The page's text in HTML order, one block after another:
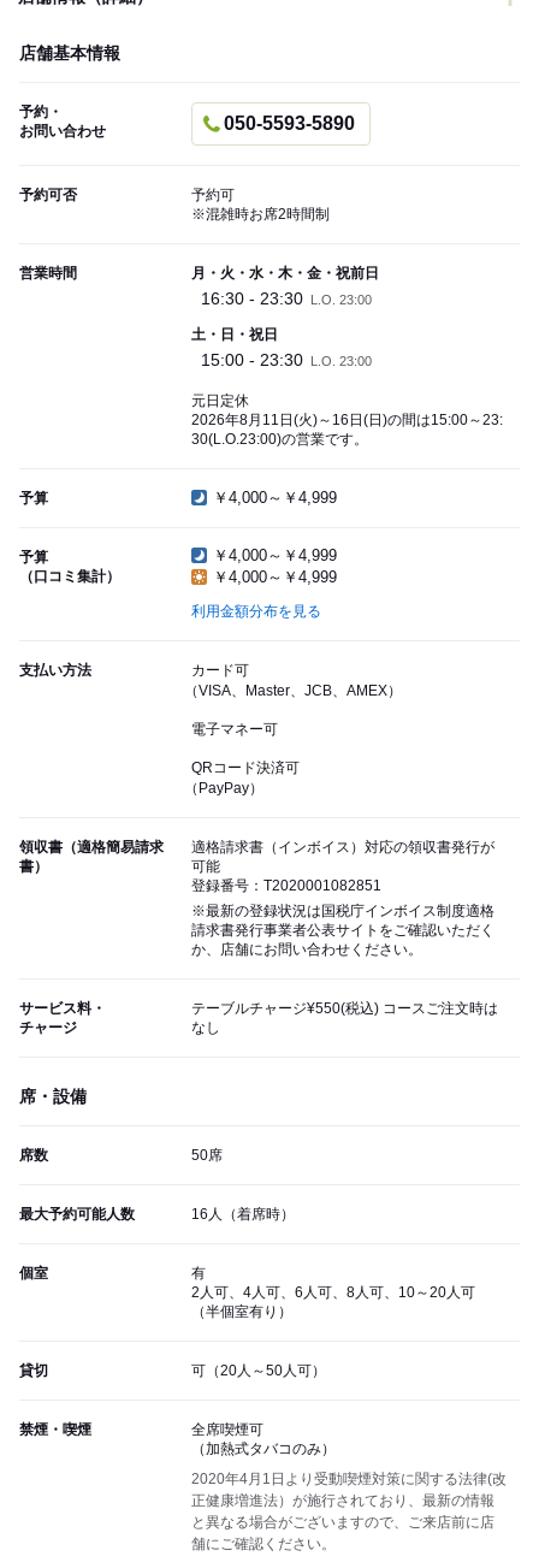
店舗基本情報
予約・
お問い合わせ
050-5593-5890
予約可否
予約可
※混雑時お席2時間制
営業時間 月・火・水・木・金・祝前日
16:30 - 23:30 L.O. 23:00
土・日・祝日
15:00 - 23:30 L.O. 23:00
元日定休
2026年8月11日(火)～16日(日)の間は15:00～23:
30(L.O.23:00)の営業です。
予算 ￥4,000～￥4,999
予算
（口コミ集計）
￥4,000～￥4,999
￥4,000～￥4,999
利用金額分布を見る
支払い方法
カード可
（VISA、Master、JCB、AMEX）
電子マネー可
QRコード決済可
（PayPay）
領収書（適格簡易請求
書）
適格請求書（インボイス）対応の領収書発行が
可能
登録番号：T2020001082851
※最新の登録状況は国税庁インボイス制度適格
請求書発行事業者公表サイトをご確認いただく
か、店舗にお問い合わせください。
サービス料・
チャージ
テーブルチャージ¥550(税込) コースご注文時は
なし
席・設備
席数 50席
最大予約可能人数 16人（着席時）
個室
有
2人可、4人可、6人可、8人可、10～20人可
（半個室有り）
貸切 可（20人～50人可）
禁煙・喫煙
全席喫煙可
（加熱式タバコのみ）
2020年4月1日より受動喫煙対策に関する法律(改
正健康増進法）が施行されており、最新の情報
と異なる場合がございますので、ご来店前に店
舗にご確認ください。